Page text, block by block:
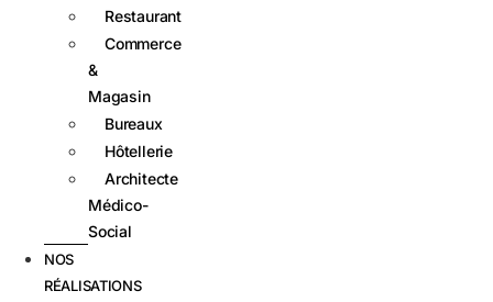
Restaurant
Commerce
&
Magasin
Bureaux
Hôtellerie
Architecte
Médico-
Social
NOS
RÉALISATIONS